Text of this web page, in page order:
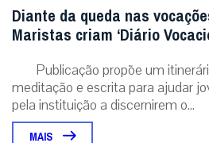
Diante da queda nas
Maristas criam ‘Diário
Publicação propõe um
meditação e escrita para ajudar
pela instituição a discernirem o...
MAIS